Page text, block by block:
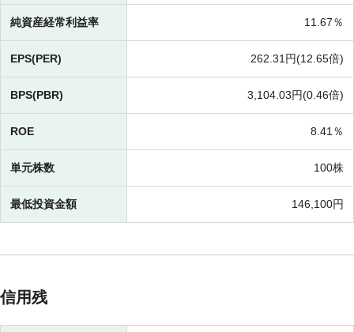
純資産経常利益率 11.67％
EPS(PER) 262.31円(12.65倍)
BPS(PBR) 3,104.03円(0.46倍)
ROE 8.41％
単元株数 100株
最低投資金額 146,100円
信用残